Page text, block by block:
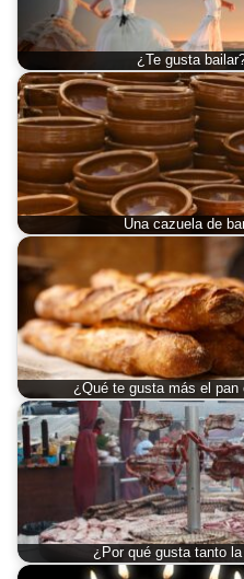
¿Te gusta
Una cazuela de
¿Qué te gusta más el pan
¿Por qué gusta tanto